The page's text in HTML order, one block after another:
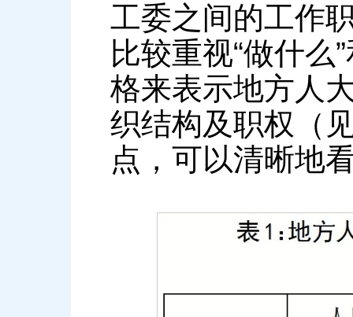
工委之间的工作
比较重视“做什
格来表示地方人
织结构及职权（
点，可以清晰地